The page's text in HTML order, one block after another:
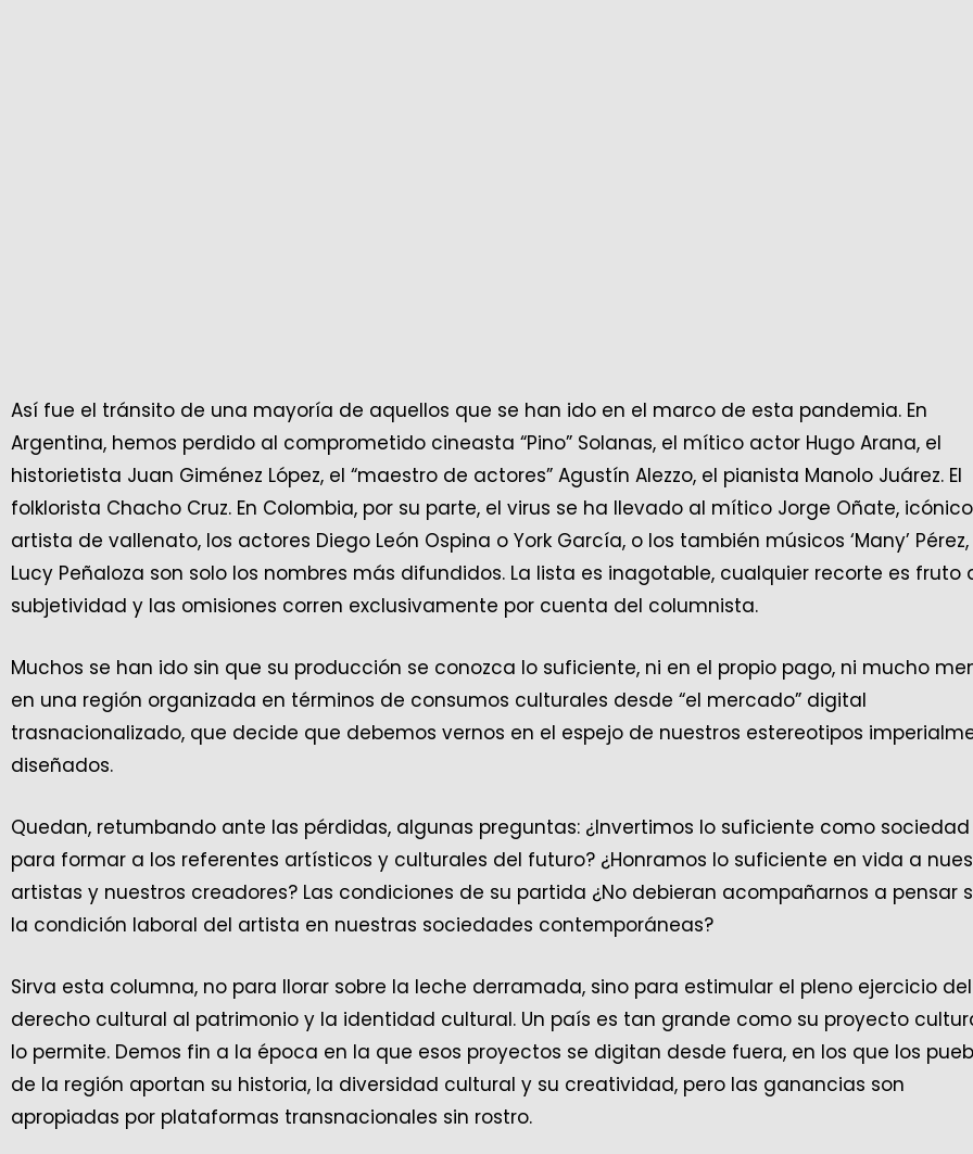
Así fue el tránsito de una mayoría de aquellos que se han ido en el marco de esta pandemia. En
Argentina, hemos perdido al comprometido cineasta “Pino” Solanas, el mítico actor Hugo Arana, el
historietista Juan Giménez López, el “maestro de actores” Agustín Alezzo, el pianista Manolo Juárez. El
folklorista Chacho Cruz. En Colombia, por su parte, el virus se ha llevado al mítico Jorge Oñate, icónico
artista de vallenato, los actores Diego León Ospina o York García, o los también músicos ‘Many’
Lucy Peñaloza son solo los nombres más difundidos. La lista es inagotable, cualquier recorte es fruto
subjetividad y las omisiones corren exclusivamente por cuenta del columnista.
Muchos se han ido sin que su producción se conozca lo suficiente, ni en el propio pago, ni mucho
en una región organizada en términos de consumos culturales desde “el mercado” digital
trasnacionalizado, que decide que debemos vernos en el espejo de nuestros estereotipos
diseñados.
Quedan, retumbando ante las pérdidas, algunas preguntas: ¿Invertimos lo suficiente como sociedad
para formar a los referentes artísticos y culturales del futuro? ¿Honramos lo suficiente en vida a
artistas y nuestros creadores? Las condiciones de su partida ¿No debieran acompañarnos a pensar
la condición laboral del artista en nuestras sociedades contemporáneas?
Sirva esta columna, no para llorar sobre la leche derramada, sino para estimular el pleno ejercicio del
derecho cultural al patrimonio y la identidad cultural. Un país es tan grande como su proyecto
lo permite. Demos fin a la época en la que esos proyectos se digitan desde fuera, en los que los
de la región aportan su historia, la diversidad cultural y su creatividad, pero las ganancias son
apropiadas por plataformas transnacionales sin rostro.